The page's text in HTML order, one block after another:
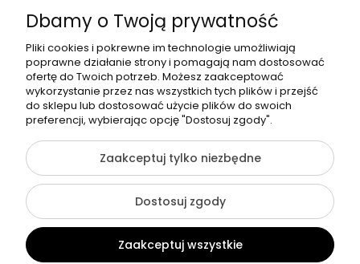
Telefon:
518358020
©2026 Wszelkie Prawa Zastrzeżone | Zrób Sobie Krem
Szablon Flex byEcommercy
Pokaż pełną wersję strony
Sklep internetowy Shoper Premium
Dbamy o Twoją prywatność
Pliki cookies i pokrewne im technologie umożliwiają
poprawne działanie strony i pomagają nam dostosować
ofertę do Twoich potrzeb. Możesz zaakceptować
wykorzystanie przez nas wszystkich tych plików i przejść
do sklepu lub dostosować użycie plików do swoich
preferencji, wybierając opcję "Dostosuj zgody".
Zaakceptuj tylko niezbędne
Dostosuj zgody
Zaakceptuj wszystkie